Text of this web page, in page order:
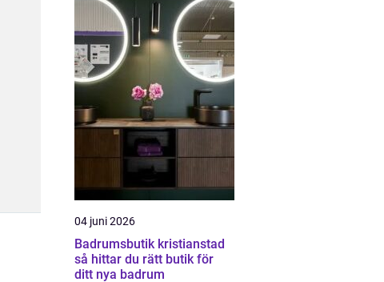
04 juni 2026
Badrumsbutik kristianstad
så hittar du rätt butik för
ditt nya badrum